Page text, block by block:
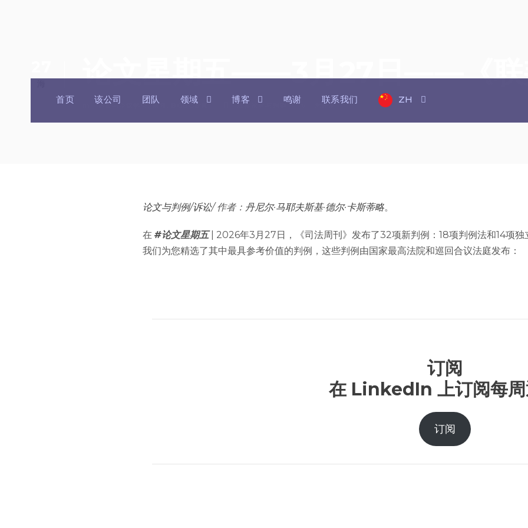
首页 该公司 团队 领域 博客 鸣谢 联系我们 ZH
论文星期五——3月27日——《联
诉讼与争议解决, 新闻 BGBG新闻 法律论著与判例 无评论
论文与判例/诉讼/ 作者： 丹尼尔·马耶夫斯基·德尔·卡斯蒂略。
在 #论文星期五| 2026年3月27日，《司法周刊》发布了32项新判例：18项判例法和14项独
我们为您精选了其中最具参考价值的判例，这些判例由国家最高法院和巡回合议法庭发布：
订阅
在 LinkedIn 上订阅每周
订阅